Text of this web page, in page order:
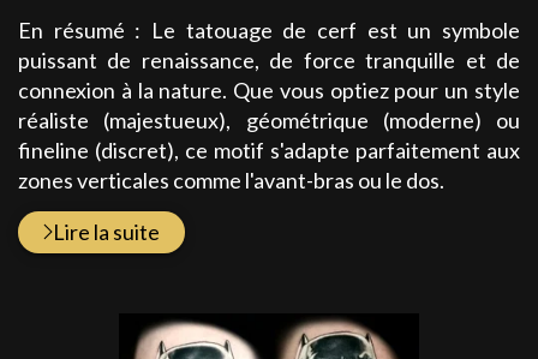
En résumé : Le tatouage de cerf est un symbole
puissant de renaissance, de force tranquille et de
connexion à la nature. Que vous optiez pour un style
réaliste (majestueux), géométrique (moderne) ou
fineline (discret), ce motif s'adapte parfaitement aux
zones verticales comme l'avant-bras ou le dos.
Lire la suite